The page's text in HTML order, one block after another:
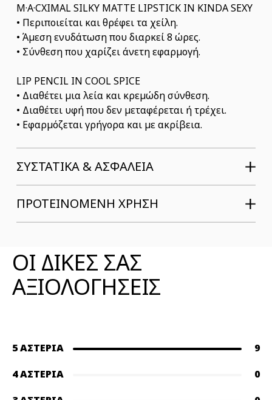
M·A·CXIMAL SILKY MATTE LIPSTICK IN KINDA SEXY
• Περιποιείται και θρέφει τα χείλη.
• Άμεση ενυδάτωση που διαρκεί 8 ώρες.
• Σύνθεση που χαρίζει άνετη εφαρμογή.
LIP PENCIL IN COOL SPICE
• Διαθέτει μια λεία και κρεμώδη σύνθεση.
• Διαθέτει υφή που δεν μεταφέρεται ή τρέχει.
• Εφαρμόζεται γρήγορα και με ακρίβεια.
ΣΥΣΤΑΤΙΚΆ & ΑΣΦΆΛΕΙΑ
ΠΡΟΤΕΙΝΟΜΕΝΗ ΧΡΗΣΗ
ΟΙ ΔΙΚΕΣ ΣΑΣ
ΑΞΙΟΛΟΓΗΣΕΙΣ
5 ΑΣΤΈΡΙΑ
9
4 ΑΣΤΈΡΙΑ
0